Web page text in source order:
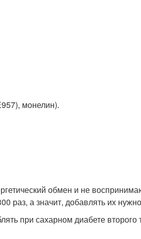
монелин).
обмен и не
раз, а значит, добавлять их
при сахарном диабете второго